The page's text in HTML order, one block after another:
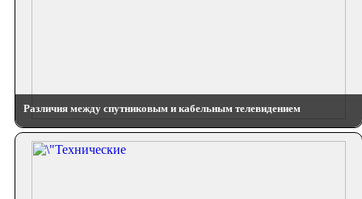
Различия между спутниковым и кабельным телевидением